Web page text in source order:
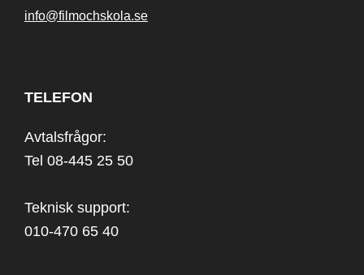
info@filmochskola.se
TELEFON
Avtalsfrågor:
Tel 08-445 25 50
Teknisk support:
010-470 65 40